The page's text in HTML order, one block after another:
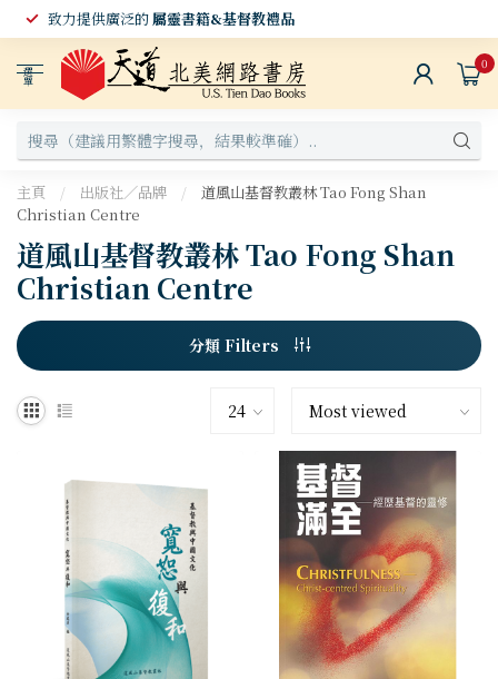
致力提供廣泛的屬靈書籍&基督教禮品
選
單
0
主頁 / 出版社／品牌 /
道風山基督教叢林 Tao Fong Shan
Christian Centre
道風山基督教叢林 Tao Fong Shan
Christian Centre
分類 Filters